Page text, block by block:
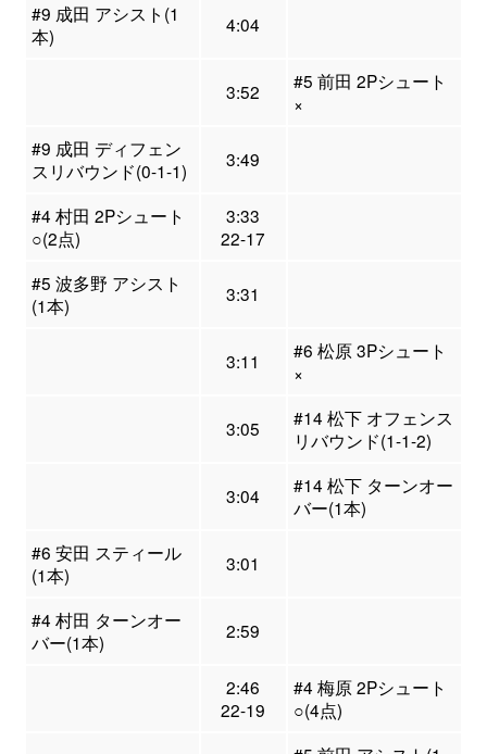
#9 成田 アシスト(1
本)
4:04
3:52
#5 前田 2Pシュート
×
#9 成田 ディフェン
スリバウンド(0-1-1)
3:49
#4 村田 2Pシュート
○(2点)
3:33
22-17
#5 波多野 アシスト
(1本)
3:31
3:11
#6 松原 3Pシュート
×
3:05
#14 松下 オフェンス
リバウンド(1-1-2)
3:04
#14 松下 ターンオー
バー(1本)
#6 安田 スティール
(1本)
3:01
#4 村田 ターンオー
バー(1本)
2:59
2:46
22-19
#4 梅原 2Pシュート
○(4点)